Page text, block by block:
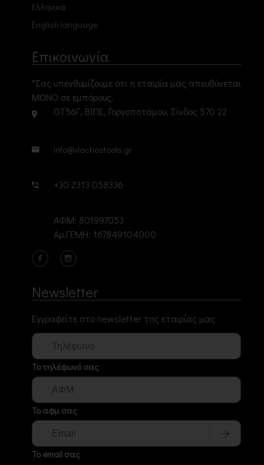
Ελληνικά
English language
Επικοινωνία
*Σας υπενθυμίζουμε ότι η εταιρία μας απευθύνεται
ΜΟΝΟ σε εμπόρους.
ΟΤ56Γ, ΒΙΠΕ, Γοργοποτάμου, Σίνδος 570 22
info@vlachostools.gr
+30 2313 058336
ΑΦΜ: 801997053
Αρ.ΓΕΜΗ: 167849104000
Newsletter
Εγγραφείτε στο newsletter της εταιρίας μας
Το τηλέφωνό σας
Το αφμ σας
Το email σας